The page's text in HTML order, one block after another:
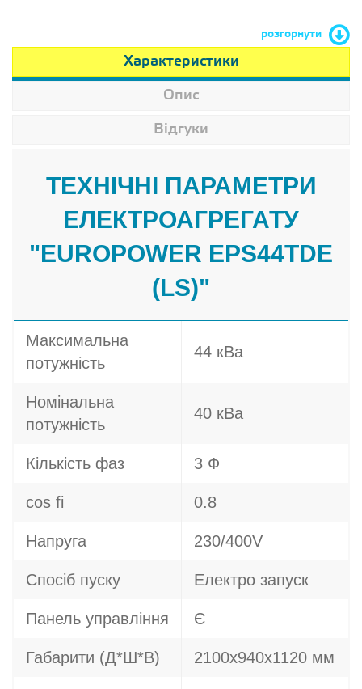
розгорнути
Характеристики
Опис
Відгуки
ТЕХНІЧНІ ПАРАМЕТРИ
ЕЛЕКТРОАГРЕГАТУ
"EUROPOWER EPS44TDE
(LS)"
Максимальна
потужність
44 кВа
Номінальна
потужність
40 кВа
Кількість фаз 3 Ф
cos fi 0.8
Напруга 230/400V
Спосіб пуску Електро запуск
Панель управління Є
Габарити (Д*Ш*В) 2100х940х1120 мм